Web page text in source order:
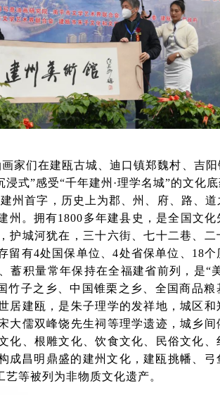
家们在建瓯古城、迪口镇郑魏村、吉
式”感受“千年建州·理学名城”的文化底
州首字，历史上为郡、州、府、路、
州。拥有1800多年建县史，是全国文
护城河犹在，三十六街、七十二巷、二
留有4处国保单位、4处省保单位、18
蓄积量常年保持在全福建省前列，是“
竹子之乡、中国锥栗之乡、全国商品
居建瓯，是朱子理学的发祥地，城区和
大儒双峰饶先生祠等理学遗迹，城乡间
化、根雕文化、饮食文化、民俗文化、
成昌明鼎盛的建州文化，建瓯挑幡、弓
等被列为非物质文化遗产。